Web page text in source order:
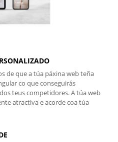
de que a túa páxina web teña
co que conseguirás
teus competidores. A túa web
atractiva e acorde coa túa